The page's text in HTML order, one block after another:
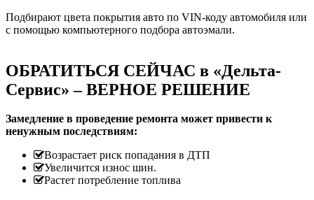
Подбирают цвета покрытия авто по VIN-коду автомобиля или
с помощью компьютерного подбора автоэмали.
ОБРАТИТЬСЯ СЕЙЧАС в «Дельта-
Сервис» – ВЕРНОЕ РЕШЕНИЕ
Замедление в проведение ремонта может привести к
ненужным последствиям:
Возрастает риск попадания в ДТП
Увеличится износ шин.
Растет потребление топлива